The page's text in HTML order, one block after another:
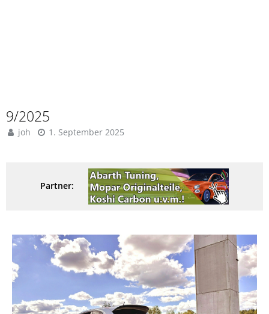
9/2025
joh 1. September 2025
Partner: